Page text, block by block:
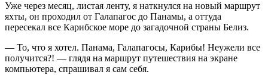
Уже через месяц, листая ленту, я наткнулся на новый маршрут
яхты, он проходил от Галапагос до Панамы, а оттуда
пересекал все Карибское море до загадочной страны Белиз.
— То, что я хотел. Панама, Галапагосы, Карибы! Неужели все
получится?! — глядя на маршрут путешествия на экране
компьютера, спрашивал я сам себя.